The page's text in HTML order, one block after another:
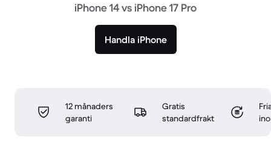
iPhone 14 vs iPhone 17 Pro
Handla iPhone
12 månaders
garanti
Gratis
standardfrakt